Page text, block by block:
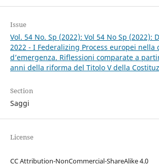
Issue
Vol. 54 No. Sp (2022): Vol 54 No Sp (2022):
2022 - I Federalizing Process europei nella
d’emergenza. Riflessioni comparate a
anni della riforma del Titolo V della
Section
Saggi
License
CC Attribution-NonCommercial-ShareAlike 4.0